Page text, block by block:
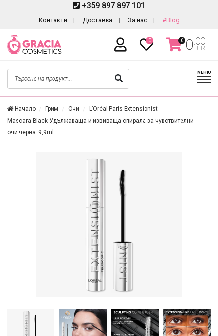
+359 897 897 101
Контакти Доставка За нас #Blog
0 0 0.00
EUR
МЕНЮ
Начало Грим Очи
L’Oréal Paris Extensionist
Mascara Black Удължаваща и извиваща спирала за чувствителни
очи,черна, 9,9ml